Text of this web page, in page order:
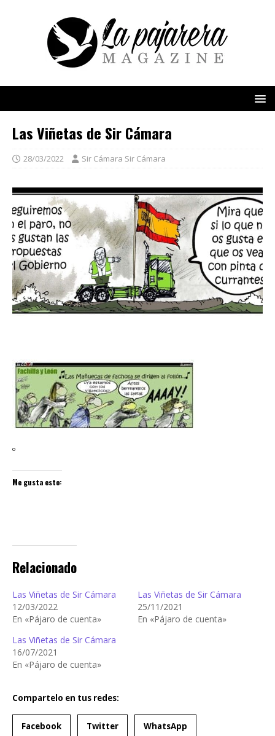
Las Viñetas de Sir Cámara
28/03/2022 Sir Cámara Sir Cámara
º
Me gusta esto:
Relacionado
Las Viñetas de Sir Cámara
12/03/2022
En «Pájaro de cuenta»
Las Viñetas de Sir Cámara
25/11/2021
En «Pájaro de cuenta»
Las Viñetas de Sir Cámara
16/07/2021
En «Pájaro de cuenta»
Compartelo en tus redes:
Facebook Twitter WhatsApp